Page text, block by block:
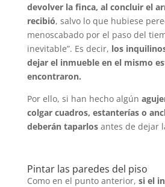
devolver la finca, al concluir el
recibió, salvo lo que hubiese
menoscabado por el paso del
inevitable”. Es decir, los
dejar el inmueble en el mismo
encontraron.
Por ello, si han hecho algún
colgar cuadros, estanterías o
deberán taparlosantes de dejar
Pintar las paredes del piso
Como en el punto anterior, si el